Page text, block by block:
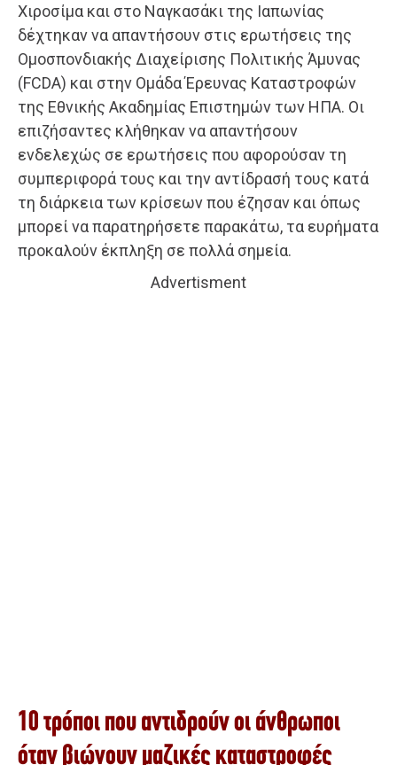
Χιροσίμα και στο Ναγκασάκι της Ιαπωνίας
δέχτηκαν να απαντήσουν στις ερωτήσεις της
Ομοσπονδιακής Διαχείρισης Πολιτικής Άμυνας
(FCDA) και στην Ομάδα Έρευνας Καταστροφών
της Εθνικής Ακαδημίας Επιστημών των ΗΠΑ. Οι
επιζήσαντες κλήθηκαν να απαντήσουν
ενδελεχώς σε ερωτήσεις που αφορούσαν τη
συμπεριφορά τους και την αντίδρασή τους κατά
τη διάρκεια των κρίσεων που έζησαν και όπως
μπορεί να παρατηρήσετε παρακάτω, τα ευρήματα
προκαλούν έκπληξη σε πολλά σημεία.
Advertisment
10 τρόποι που αντιδρούν οι άνθρωποι
όταν βιώνουν μαζικές καταστροφές